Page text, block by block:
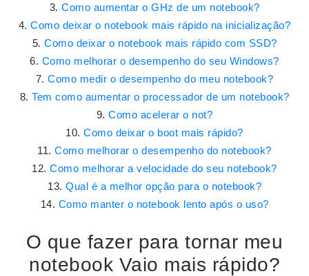
Como aumentar o GHz de um notebook?
Como deixar o notebook mais rápido na inicialização?
Como deixar o notebook mais rápido com SSD?
Como melhorar o desempenho do seu Windows?
Como medir o desempenho do meu notebook?
Tem como aumentar o processador de um notebook?
Como acelerar o not?
Como deixar o boot mais rápido?
Como melhorar o desempenho do notebook?
Como melhorar a velocidade do seu notebook?
Qual é a melhor opção para o notebook?
Como manter o notebook lento após o uso?
O que fazer para tornar meu
notebook Vaio mais rápido?